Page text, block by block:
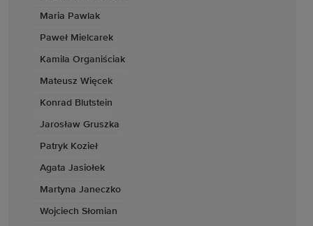
Maria Pawlak
Paweł Mielcarek
Kamila Organiściak
Mateusz Więcek
Konrad Blutstein
Jarosław Gruszka
Patryk Kozieł
Agata Jasiołek
Martyna Janeczko
Wojciech Słomian